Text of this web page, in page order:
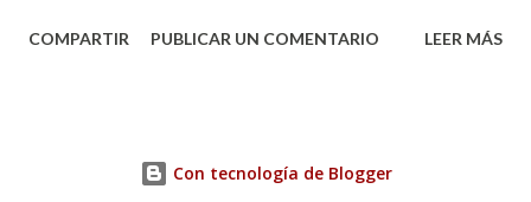
muestra de su respaldo firme y decidido al campo, la
compromiso de trabajar de la mano con los productores
COMPARTIR PUBLICAR UN COMENTARIO LEER MÁS
Con tecnología de Blogger